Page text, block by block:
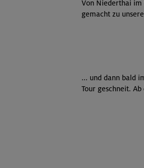
Von Niederthai im
gemacht zu
... und dann bald
Tour geschneit.